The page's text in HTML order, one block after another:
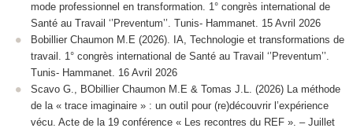
mode professionnel en transformation. 1° congrès international de
Santé au Travail ‘’Preventum’’. Tunis- Hammanet. 15 Avril 2026
Bobillier Chaumon M.E (2026). IA, Technologie et transformations de
travail. 1° congrès international de Santé au Travail ‘’Preventum’’.
Tunis- Hammanet. 16 Avril 2026
Scavo G., BObillier Chaumon M.E & Tomas J.L. (2026) La méthode
de la « trace imaginaire » : un outil pour (re)découvrir l’expérience
vécu. Acte de la 19 conférence « Les recontres du REF ». – Juillet